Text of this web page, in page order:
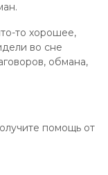
то хорошее,
во сне
обмана,
помощь от